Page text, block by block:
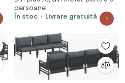
persoane
În stoc
Livrare gratuită